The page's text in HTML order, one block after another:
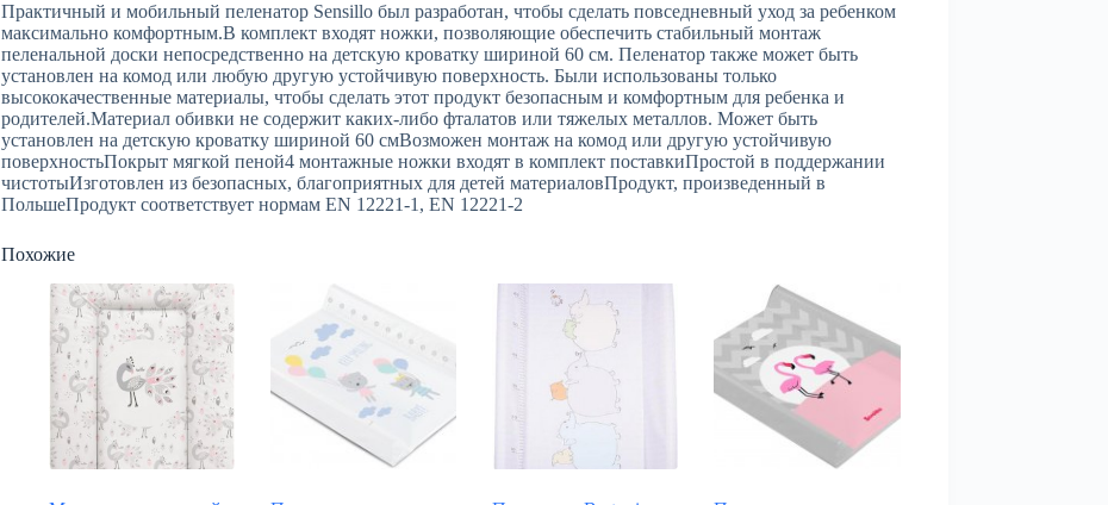
Практичный и мобильный пеленатор Sensillo был разработан, чтобы сделать повседневный уход за ребенком
максимально комфортным.В комплект входят ножки, позволяющие обеспечить стабильный монтаж
пеленальной доски непосредственно на детскую кроватку шириной 60 см. Пеленатор также может быть
установлен на комод или любую другую устойчивую поверхность. Были использованы только
высококачественные материалы, чтобы сделать этот продукт безопасным и комфортным для ребенка и
родителей.Материал обивки не содержит каких-либо фталатов или тяжелых металлов. Может быть
установлен на детскую кроватку шириной 60 смВозможен монтаж на комод или другую устойчивую
поверхностьПокрыт мягкой пеной4 монтажные ножки входят в комплект поставкиПростой в поддержании
чистотыИзготовлен из безопасных, благоприятных для детей материаловПродукт, произведенный в
ПольшеПродукт соответствует нормам EN 12221-1, EN 12221-2
Похожие